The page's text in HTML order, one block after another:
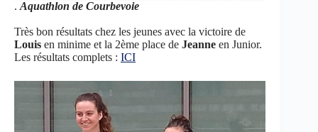
. Aquathlon de Courbevoie
Très bon résultats chez les jeunes avec la victoire de
Louis en minime et la 2ème place de Jeanne en Junior.
Les résultats complets : ICI